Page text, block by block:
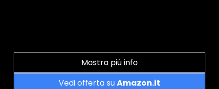
Mostra più info
Vedi offerta suAmazon.it